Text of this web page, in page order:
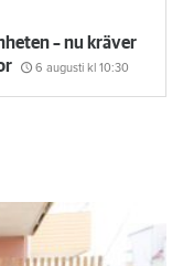
– nu kräver
6 augusti kl 10:30